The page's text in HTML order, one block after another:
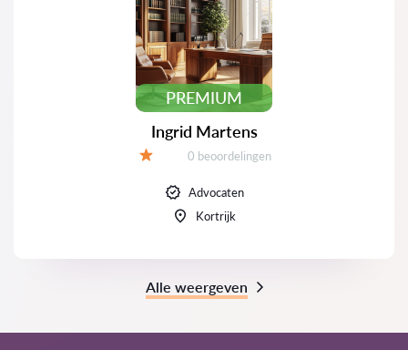
PREMIUM
Ingrid Martens
Beoordelingen:
0 beoordelingen
Advocaten
Kortrijk
Alle weergeven